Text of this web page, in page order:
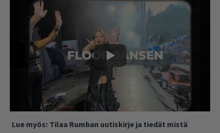
Lue myös: Tilaa Rumban uutiskirje ja tiedät mistä